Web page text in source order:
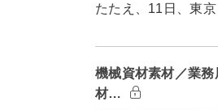
たたえ、11日、東
機械資材素材／業
材…